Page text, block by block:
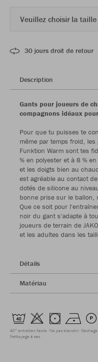
Veuillez choisir la taille
30 jours droit de retour
Description
Gants pour joueurs de
compagnons idéaux
Pour que tu puisses te
même par temps froid,
Funktion Warm sont tes
% en polyester et à 8 %
et les doigts bien au
est agréable au contact
dotés de silicone au
bonne prise sur le ballon,
Que ce soit pour
noir du gant s'adapte à
joueurs de terrain de
et les adultes dans les
Détails
Matériau
40° entretien facile Ne pas blanchir
Nettoyage à sec